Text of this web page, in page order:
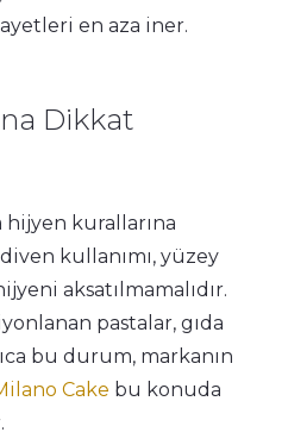
en aza iner.
Dikkat
hijyen kurallarına
kullanımı, yüzey
aksatılmamalıdır.
pastalar, gıda
bu durum, markanın
Cake bu konuda